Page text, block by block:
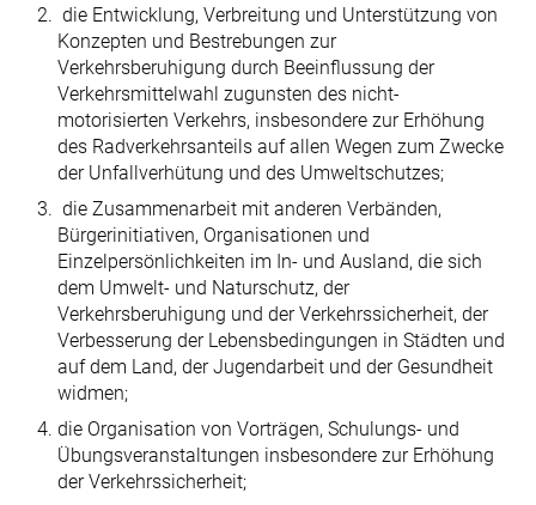
die Entwicklung, Verbreitung und Unterstützung von
Konzepten und Bestrebungen zur
Verkehrsberuhigung durch Beeinflussung der
Verkehrsmittelwahl zugunsten des nicht-
motorisierten Verkehrs, insbesondere zur Erhöhung
des Radverkehrsanteils auf allen Wegen zum Zwecke
der Unfallverhütung und des Umweltschutzes;
die Zusammenarbeit mit anderen Verbänden,
Bürgerinitiativen, Organisationen und
Einzelpersönlichkeiten im In- und Ausland, die sich
dem Umwelt- und Naturschutz, der
Verkehrsberuhigung und der Verkehrssicherheit, der
Verbesserung der Lebensbedingungen in Städten und
auf dem Land, der Jugendarbeit und der Gesundheit
widmen;
die Organisation von Vorträgen, Schulungs- und
Übungsveranstaltungen insbesondere zur Erhöhung
der Verkehrssicherheit;